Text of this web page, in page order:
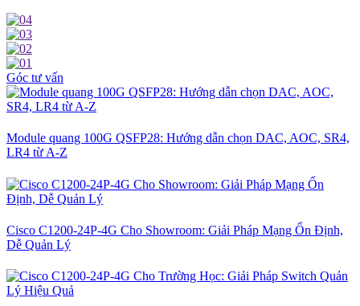
Góc tư vấn
Module quang 100G QSFP28: Hướng dẫn chọn DAC, AOC, SR4,
LR4 từ A-Z
Cisco C1200-24P-4G Cho Showroom: Giải Pháp Mạng Ổn Định,
Dễ Quản Lý